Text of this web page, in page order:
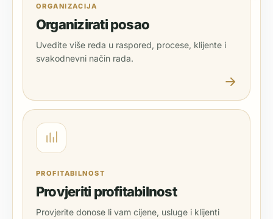
ORGANIZACIJA
Organizirati posao
Uvedite više reda u raspored, procese, klijente i
svakodnevni način rada.
PROFITABILNOST
Provjeriti profitabilnost
Provjerite donose li vam cijene, usluge i klijenti